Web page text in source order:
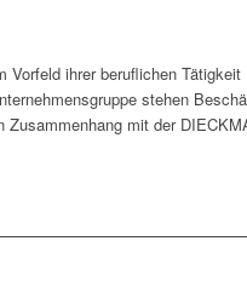
ihrer beruflichen Tätigkeit
stehen
mit der